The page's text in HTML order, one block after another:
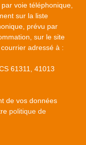
voie téléphonique,
sur la liste
prévu par
sur le site
adressé à :
61311, 41013
de vos données
politique de